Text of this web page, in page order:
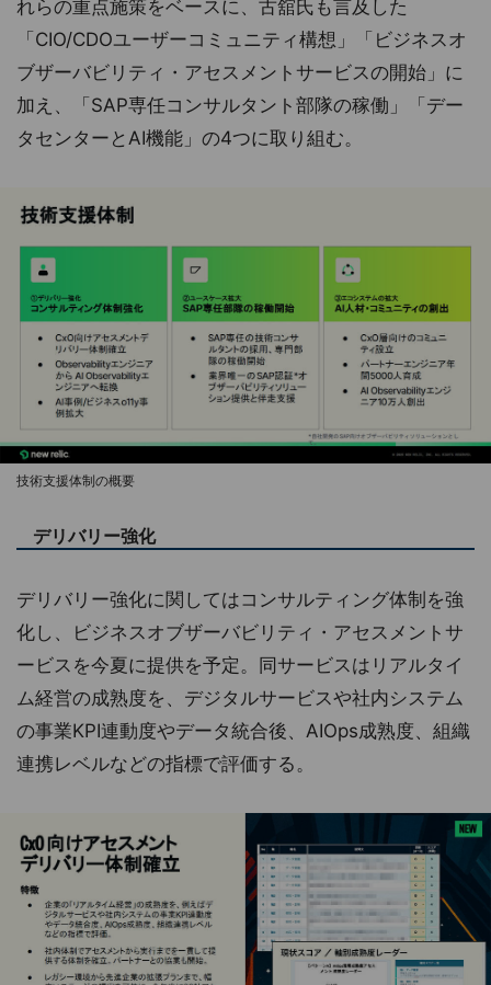
れらの重点施策をベースに、古舘氏も言及した
「CIO/CDOユーザーコミュニティ構想」「ビジネスオ
ブザーバビリティ・アセスメントサービスの開始」に
加え、「SAP専任コンサルタント部隊の稼働」「デー
タセンターとAI機能」の4つに取り組む。
技術支援体制の概要
デリバリー強化
デリバリー強化に関してはコンサルティング体制を強
化し、ビジネスオブザーバビリティ・アセスメントサ
ービスを今夏に提供を予定。同サービスはリアルタイ
ム経営の成熟度を、デジタルサービスや社内システム
の事業KPI連動度やデータ統合後、AIOps成熟度、組織
連携レベルなどの指標で評価する。